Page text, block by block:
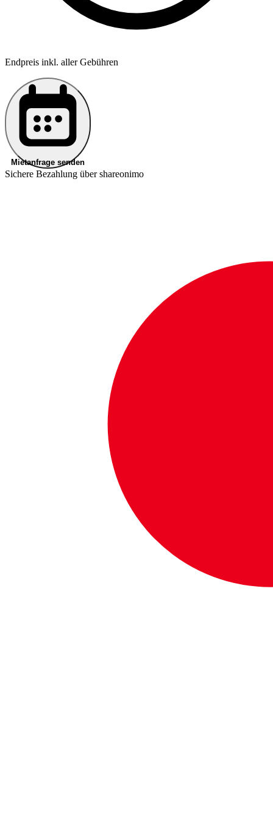
Endpreis inkl. aller Gebühren
Mietanfrage senden
Sichere Bezahlung über shareonimo